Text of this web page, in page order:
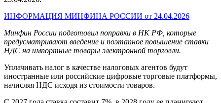
ИНФОРМАЦИЯ МИНФИНА РОССИИ от 24.04.2026
Минфин России подготовил поправки в НК РФ, которые
предусматривают введение и поэтапное повышение ставки
НДС на импортные товары электронной торговли.
Уплачивать налог в качестве налоговых агентов будут
иностранные или российские цифровые торговые платформы,
начисляя НДС исходя из стоимости товаров.